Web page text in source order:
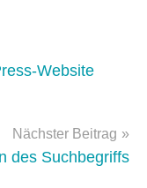
Website
Nächster Beitrag
des Suchbegriffs